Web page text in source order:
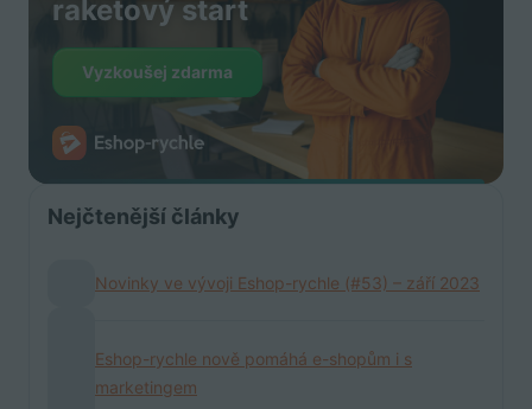
raketový start
Vyzkoušej zdarma
Nejčtenější články
Novinky ve vývoji Eshop-rychle (#53) – září 2023
Eshop-rychle nově pomáhá e-shopům i s
marketingem